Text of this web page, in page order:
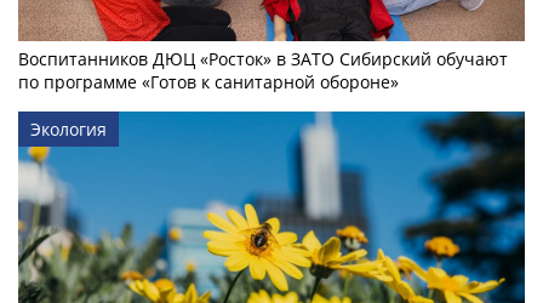
Воспитанников ДЮЦ «Росток» в ЗАТО Сибирский обучают
по программе «Готов к санитарной обороне»
Экология